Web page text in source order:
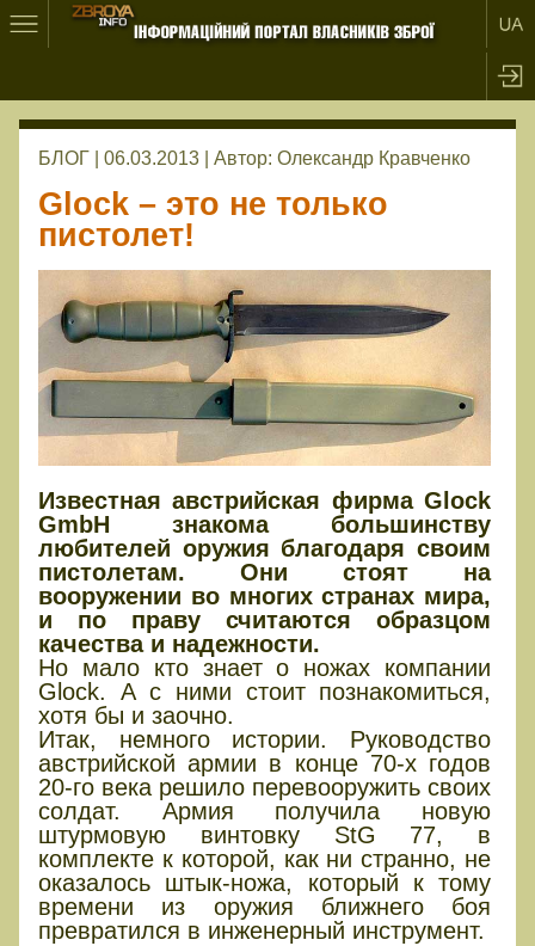
БЛОГ | 06.03.2013 | Автор: Олександр Кравченко
Glock – это не только
пистолет!
Известная австрийская фирма Glock
GmbH знакома большинству
любителей оружия благодаря своим
пистолетам. Они стоят на
вооружении во многих странах мира,
и по праву считаются образцом
качества и надежности.
Но мало кто знает о ножах компании
Glock. А с ними стоит познакомиться,
хотя бы и заочно.
Итак, немного истории. Руководство
австрийской армии в конце 70-х годов
20-го века решило перевооружить своих
солдат. Армия получила новую
штурмовую винтовку StG 77, в
комплекте к которой, как ни странно, не
оказалось штык-ножа, который к тому
времени из оружия ближнего боя
превратился в инженерный инструмент.